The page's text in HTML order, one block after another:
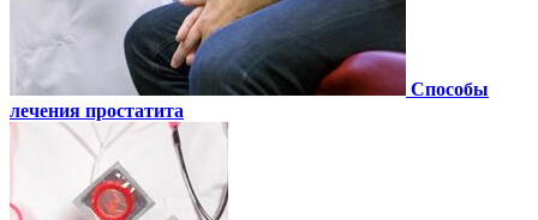
Способы
лечения простатита